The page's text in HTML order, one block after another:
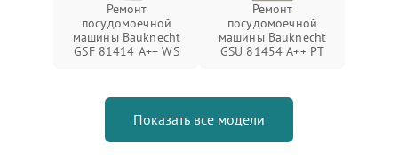
Ремонт
посудомоечной
машины Bauknecht
GSF 81414 A++ WS
Ремонт
посудомоечной
машины Bauknecht
GSU 81454 A++ PT
Показать все модели